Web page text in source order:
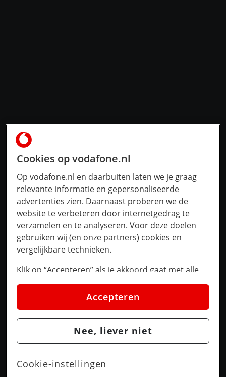
Cookies op vodafone.nl
Op vodafone.nl en daarbuiten laten we je graag
relevante informatie en gepersonaliseerde
advertenties zien. Daarnaast proberen we de
website te verbeteren door internetgedrag te
verzamelen en te analyseren. Voor deze doelen
gebruiken wij (en onze partners) cookies en
vergelijkbare technieken.
Klik op “Accepteren” als je akkoord gaat met alle
cookies. Kies je voor “Nee, liever niet”, dan
plaatsen we alleen strikt noodzakelijke cookies om
de website goed te laten werken. Dat betekent dat
we geen vormen van personalisatie toepassen.
Via cookie instellingen kan je zelf bepalen welke
wijzigen of intrekken op de
Accepteren
Nee, liever niet
Cookie-instellingen